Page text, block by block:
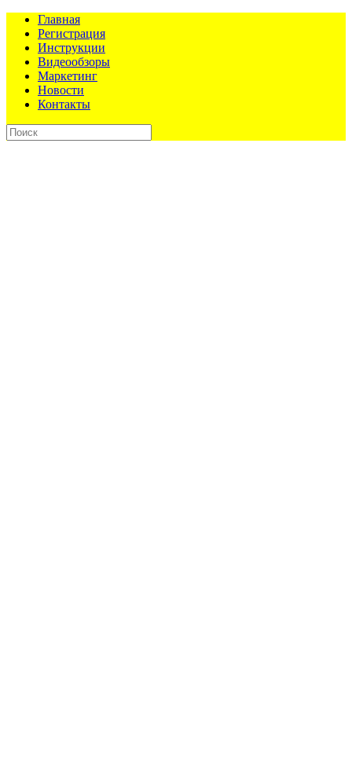
Главная
Регистрация
Инструкции
Видеообзоры
Маркетинг
Новости
Контакты